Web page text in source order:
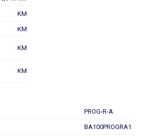
KM
KM
KM
KM
PROG-R-A
BA100PROGRA1